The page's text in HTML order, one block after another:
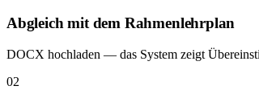
Abgleich mit dem Rahmenlehrplan
DOCX hochladen — das System zeigt
02